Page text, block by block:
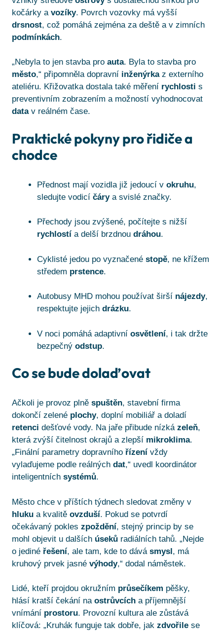
kočárky a vozíky. Povrch vozovky má vyšší
drsnost, což pomáhá zejména za deště a v zimních
podmínkách.
„Nebyla to jen stavba pro auta. Byla to stavba pro
město,“ připomněla dopravní inženýrkaz externího
ateliéru. Křižovatka dostala také měření rychlosti s
preventivním zobrazením a možností vyhodnocovat
datav reálném čase.
Praktické pokyny pro řidiče a
chodce
Přednost mají vozidla již jedoucí v okruhu,
sledujte vodicí čárya svislé značky.
Přechody jsou zvýšené, počítejte s nižší
rychlostí a delší brzdnou dráhou.
Cyklisté jedou po vyznačené stopě, ne křížem
středem prstence.
Autobusy MHD mohou používat širší nájezdy,
respektujte jejich drázku.
V noci pomáhá adaptivní osvětlení, i tak držte
bezpečný odstup.
Co se bude dolaďovat
Ačkoli je provoz plně spuštěn, stavební firma
dokončí zelené plochy, doplní mobiliář a doladí
retenci dešťové vody. Na jaře přibude nízká zeleň,
která zvýší čitelnost okrajů a zlepší mikroklima.
„Finální parametry dopravního řízení vždy
vylaďujeme podle reálných dat,“ uvedl koordinátor
inteligentních systémů.
Město chce v příštích týdnech sledovat změny v
hluku a kvalitě ovzduší. Pokud se potvrdí
očekávaný pokles zpoždění, stejný princip by se
mohl objevit u dalších úseků radiálních tahů. „Nejde
o jediné řešení, ale tam, kde to dává smysl, má
kruhový prvek jasné výhody,“ dodal náměstek.
Lidé, kteří projdou okružním průsečíkem pěšky,
hlásí kratší čekání na ostrůvcích a příjemnější
vnímání prostoru. Provozní kultura ale zůstává
klíčová: „Kruhák funguje tak dobře, jak zdvořile se